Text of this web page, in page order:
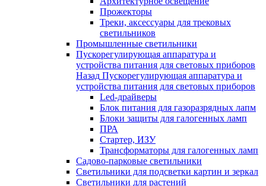
Прожекторы
Треки, аксессуары для трековых
светильников
Промышленные светильники
Пускорегулирующая аппаратура и
устройства питания для световых приборов
Назад Пускорегулирующая аппаратура и
устройства питания для световых приборов
Led-драйверы
Блок питания для газоразрядных лапм
Блоки защиты для галогенных ламп
ПРА
Стартер, ИЗУ
Трансформаторы для галогенных ламп
Садово-парковые светильники
Светильники для подсветки картин и зеркал
Светильники для растений